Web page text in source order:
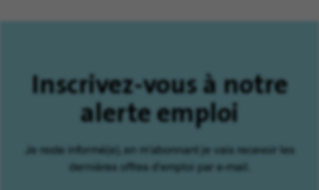
Inscrivez-vous à notre
alerte emploi
Je reste informé(e), en m'abonnant je vais recevoir les
dernières offres d'emploi par e-mail.